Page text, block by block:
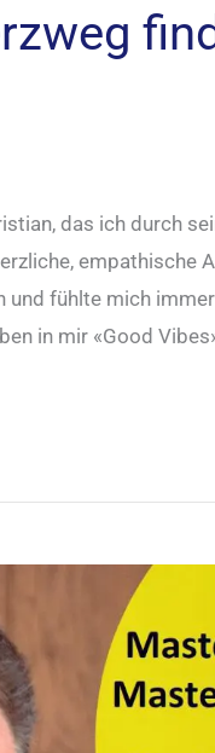
das ich durch
empathische
fühlte mich
in mir «Good